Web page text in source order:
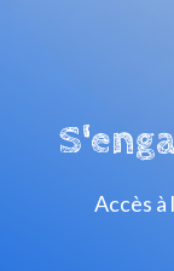
Accès à